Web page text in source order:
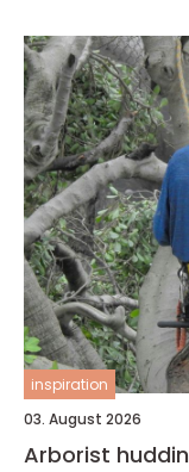
inspiration
03. August 2026
Arborist huddinge trygg och hållbar